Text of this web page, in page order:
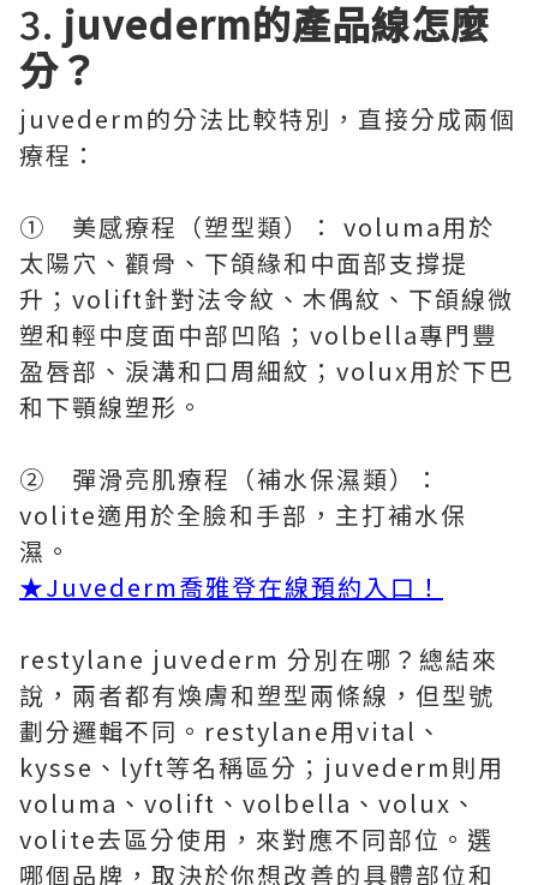
3. juvederm的產品線怎麼
分？
juvederm的分法比較特別，直接分成兩個
療程：
① 美感療程（塑型類）： voluma用於
太陽穴、顴骨、下頜緣和中面部支撐提
升；volift針對法令紋、木偶紋、下頜線微
塑和輕中度面中部凹陷；volbella專門豐
盈唇部、淚溝和口周細紋；volux用於下巴
和下顎線塑形。
② 彈滑亮肌療程（補水保濕類）：
volite適用於全臉和手部，主打補水保
濕。
★Juvederm喬雅登在線預約入口！
restylane juvederm 分別在哪？總結來
說，兩者都有煥膚和塑型兩條線，但型號
劃分邏輯不同。restylane用vital、
kysse、lyft等名稱區分；juvederm則用
voluma、volift、volbella、volux、
volite去區分使用，來對應不同部位。選
哪個品牌，取決於你想改善的具體部位和